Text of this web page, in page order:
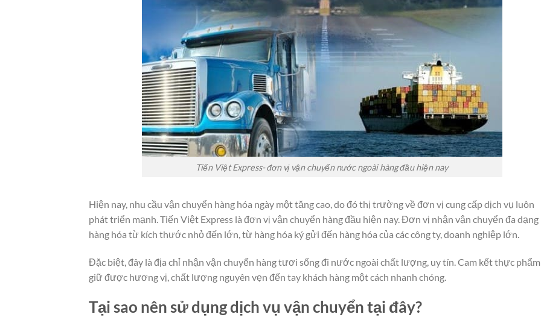
Tiến Việt Express- đơn vị vận chuyển nước ngoài hàng đầu hiện nay
Hiện nay, nhu cầu vận chuyển hàng hóa ngày một tăng cao, do đó thị trường về đơn vị cung cấp dịch vụ luôn
phát triển mạnh. Tiến Việt Express là đơn vị vận chuyển hàng đầu hiện nay. Đơn vị nhận vận chuyển đa dạng
hàng hóa từ kích thước nhỏ đến lớn, từ hàng hóa ký gửi đến hàng hóa của các công ty, doanh nghiệp lớn.
Đặc biệt, đây là địa chỉ nhận vận chuyển hàng tươi sống đi nước ngoài chất lượng, uy tín. Cam kết thực phẩm
giữ được hương vị, chất lượng nguyên vẹn đến tay khách hàng một cách nhanh chóng.
Tại sao nên sử dụng dịch vụ vận chuyển tại đây?